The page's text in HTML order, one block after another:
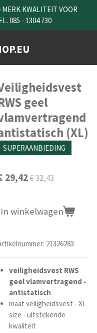
KWALITEIT VOOR
085 - 1304 730
geel
(XL)
SUPERAANBIEDING
29,42€ 32,43
In winkelwagen
21326283
veiligheidsvest RWS
geelvlamvertragend -
antistatisch
maat veiligheidsvest - XL
size - uitstekende
kwaliteit